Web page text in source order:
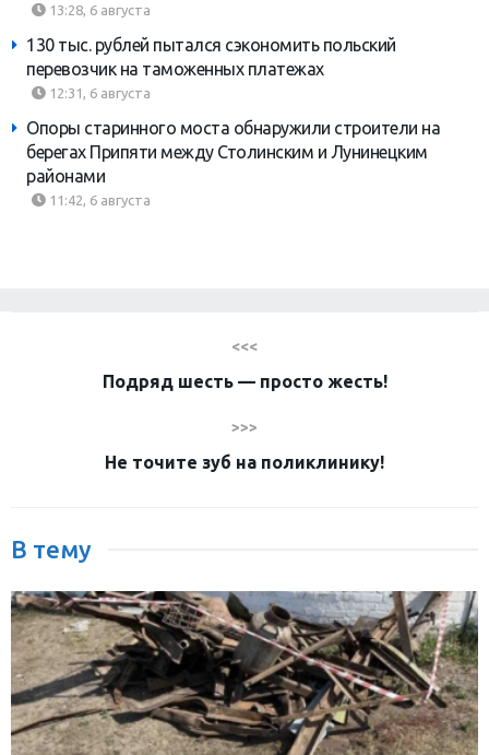
13:28, 6 августа
130 тыс. рублей пытался сэкономить польский
перевозчик на таможенных платежах
12:31, 6 августа
Опоры старинного моста обнаружили строители на
берегах Припяти между Столинским и Лунинецким
районами
11:42, 6 августа
<<<
Подряд шесть — просто жесть!
>>>
Не точите зуб на поликлинику!
В тему